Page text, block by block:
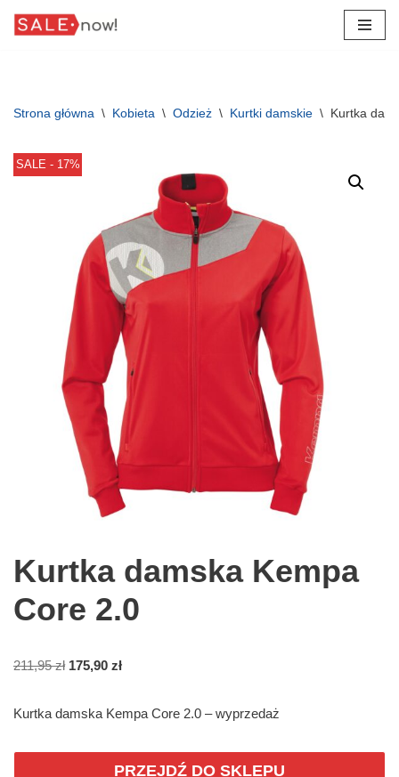
Strona główna \ Kobieta \ Odzież \ Kurtki damskie \ Kurtka
SALE - 17%
Kurtka damska Kempa
Core 2.0
211,95zł 175,90 zł
Kurtka damska Kempa Core 2.0 – wyprzedaż
PRZEJDŹ DO SKLEPU